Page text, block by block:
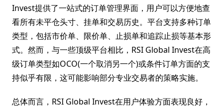
Invest提供了一站式的订单管理界面，用户可以方便地查
看所有未平仓头寸、挂单和交易历史。平台支持多种订单
类型，包括市价单、限价单、止损单和追踪止损等基本形
式。然而，与一些顶级平台相比，RSI Global Invest在高
级订单类型如OCO(一个取消另一个)或条件订单方面的支
持似乎有限，这可能影响部分专业交易者的策略实施。
总体而言，RSI Global Invest在用户体验方面表现良好，